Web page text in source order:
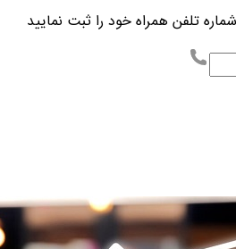
تلفن همراه خود را ثبت نمایید